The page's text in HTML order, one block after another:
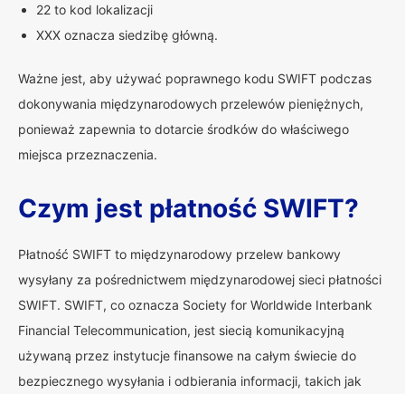
22 to kod lokalizacji
XXX oznacza siedzibę główną.
Ważne jest, aby używać poprawnego kodu SWIFT podczas
dokonywania międzynarodowych przelewów pieniężnych,
ponieważ zapewnia to dotarcie środków do właściwego
miejsca przeznaczenia.
Czym jest płatność SWIFT?
Płatność SWIFT to międzynarodowy przelew bankowy
wysyłany za pośrednictwem międzynarodowej sieci płatności
SWIFT. SWIFT, co oznacza Society for Worldwide Interbank
Financial Telecommunication, jest siecią komunikacyjną
używaną przez instytucje finansowe na całym świecie do
bezpiecznego wysyłania i odbierania informacji, takich jak